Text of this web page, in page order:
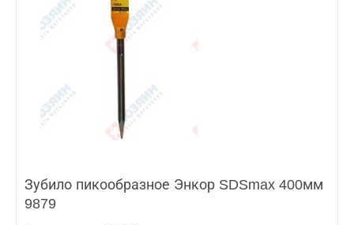
Зубило пикообразное Энкор SDSmax 400мм
9879